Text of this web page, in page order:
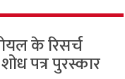
के रिसर्च
पत्र पुरस्कार